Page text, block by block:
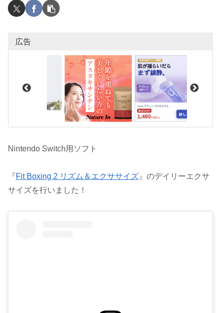
広告
Nintendo Switch用ソフト
『Fit Boxing 2 リズム＆エクササイズ 』のデイリーエクサ
サイズを行いました！